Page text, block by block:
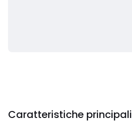
Caratteristiche principali